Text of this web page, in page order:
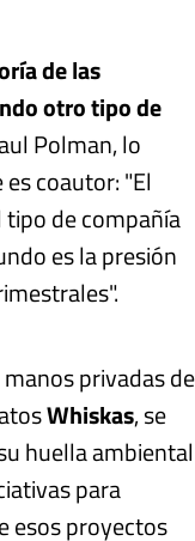
de las
otro tipo de
Polman, lo
coautor: "El
de compañía
es la presión
privadas de
Whiskas, se
huella ambiental
para
esos proyectos